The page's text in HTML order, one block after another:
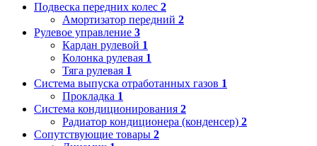
Подвеска передних колес 2
Амортизатор передний 2
Рулевое управление 3
Кардан рулевой 1
Колонка рулевая 1
Тяга рулевая 1
Система выпуска отработанных газов 1
Прокладка 1
Система кондиционирования 2
Радиатор кондиционера (конденсер) 2
Сопутствующие товары 2